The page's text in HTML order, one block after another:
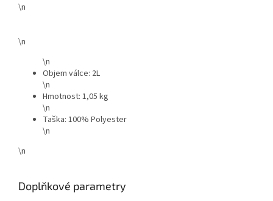
\n
\n
\n
Objem válce: 2L
\n
Hmotnost: 1,05 kg
\n
Taška: 100% Polyester
\n
\n
Doplňkové parametry